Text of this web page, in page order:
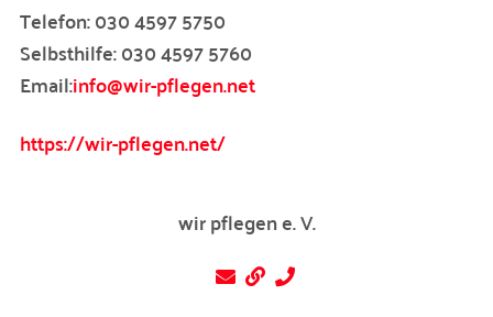
Telefon: 030 4597 5750
Selbsthilfe: 030 4597 5760
Email:info@wir-pflegen.net
https://wir-pflegen.net/
wir pflegen e. V.